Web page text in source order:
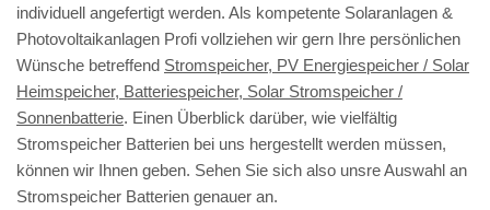
individuell angefertigt werden. Als kompetente Solaranlagen &
Photovoltaikanlagen Profi vollziehen wir gern Ihre persönlichen
Wünsche betreffend Stromspeicher, PV Energiespeicher / Solar
Heimspeicher, Batteriespeicher, Solar Stromspeicher /
Sonnenbatterie. Einen Überblick darüber, wie vielfältig
Stromspeicher Batterien bei uns hergestellt werden müssen,
können wir Ihnen geben. Sehen Sie sich also unsre Auswahl an
Stromspeicher Batterien genauer an.